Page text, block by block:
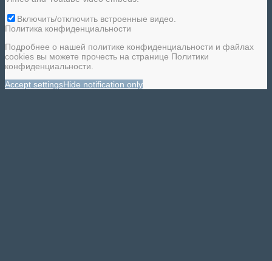
Включить/отключить встроенные видео.
Политика конфиденциальности
Подробнее о нашей политике конфиденциальности и файлах
cookies вы можете прочесть на странице Политики
конфиденциальности.
Accept settingsHide notification only